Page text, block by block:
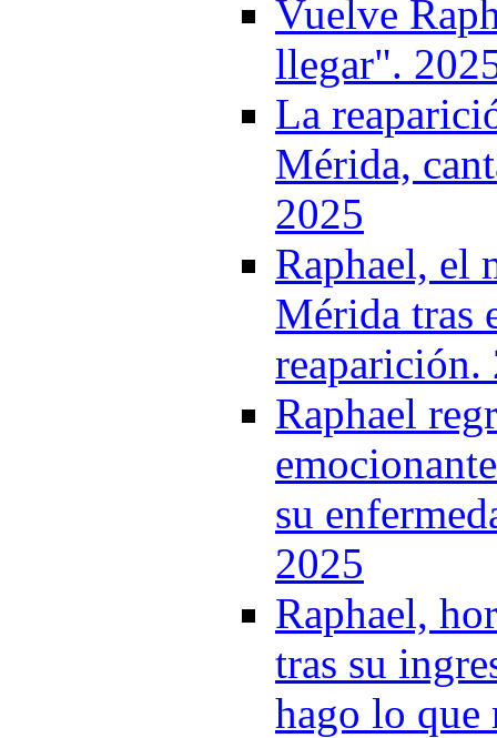
Vuelve
llegar".
La
Mérida,
2025
Raphael, el
Mérida tras
reaparición.
Raphael
su
2025
Raphael,
tras su
hago lo que